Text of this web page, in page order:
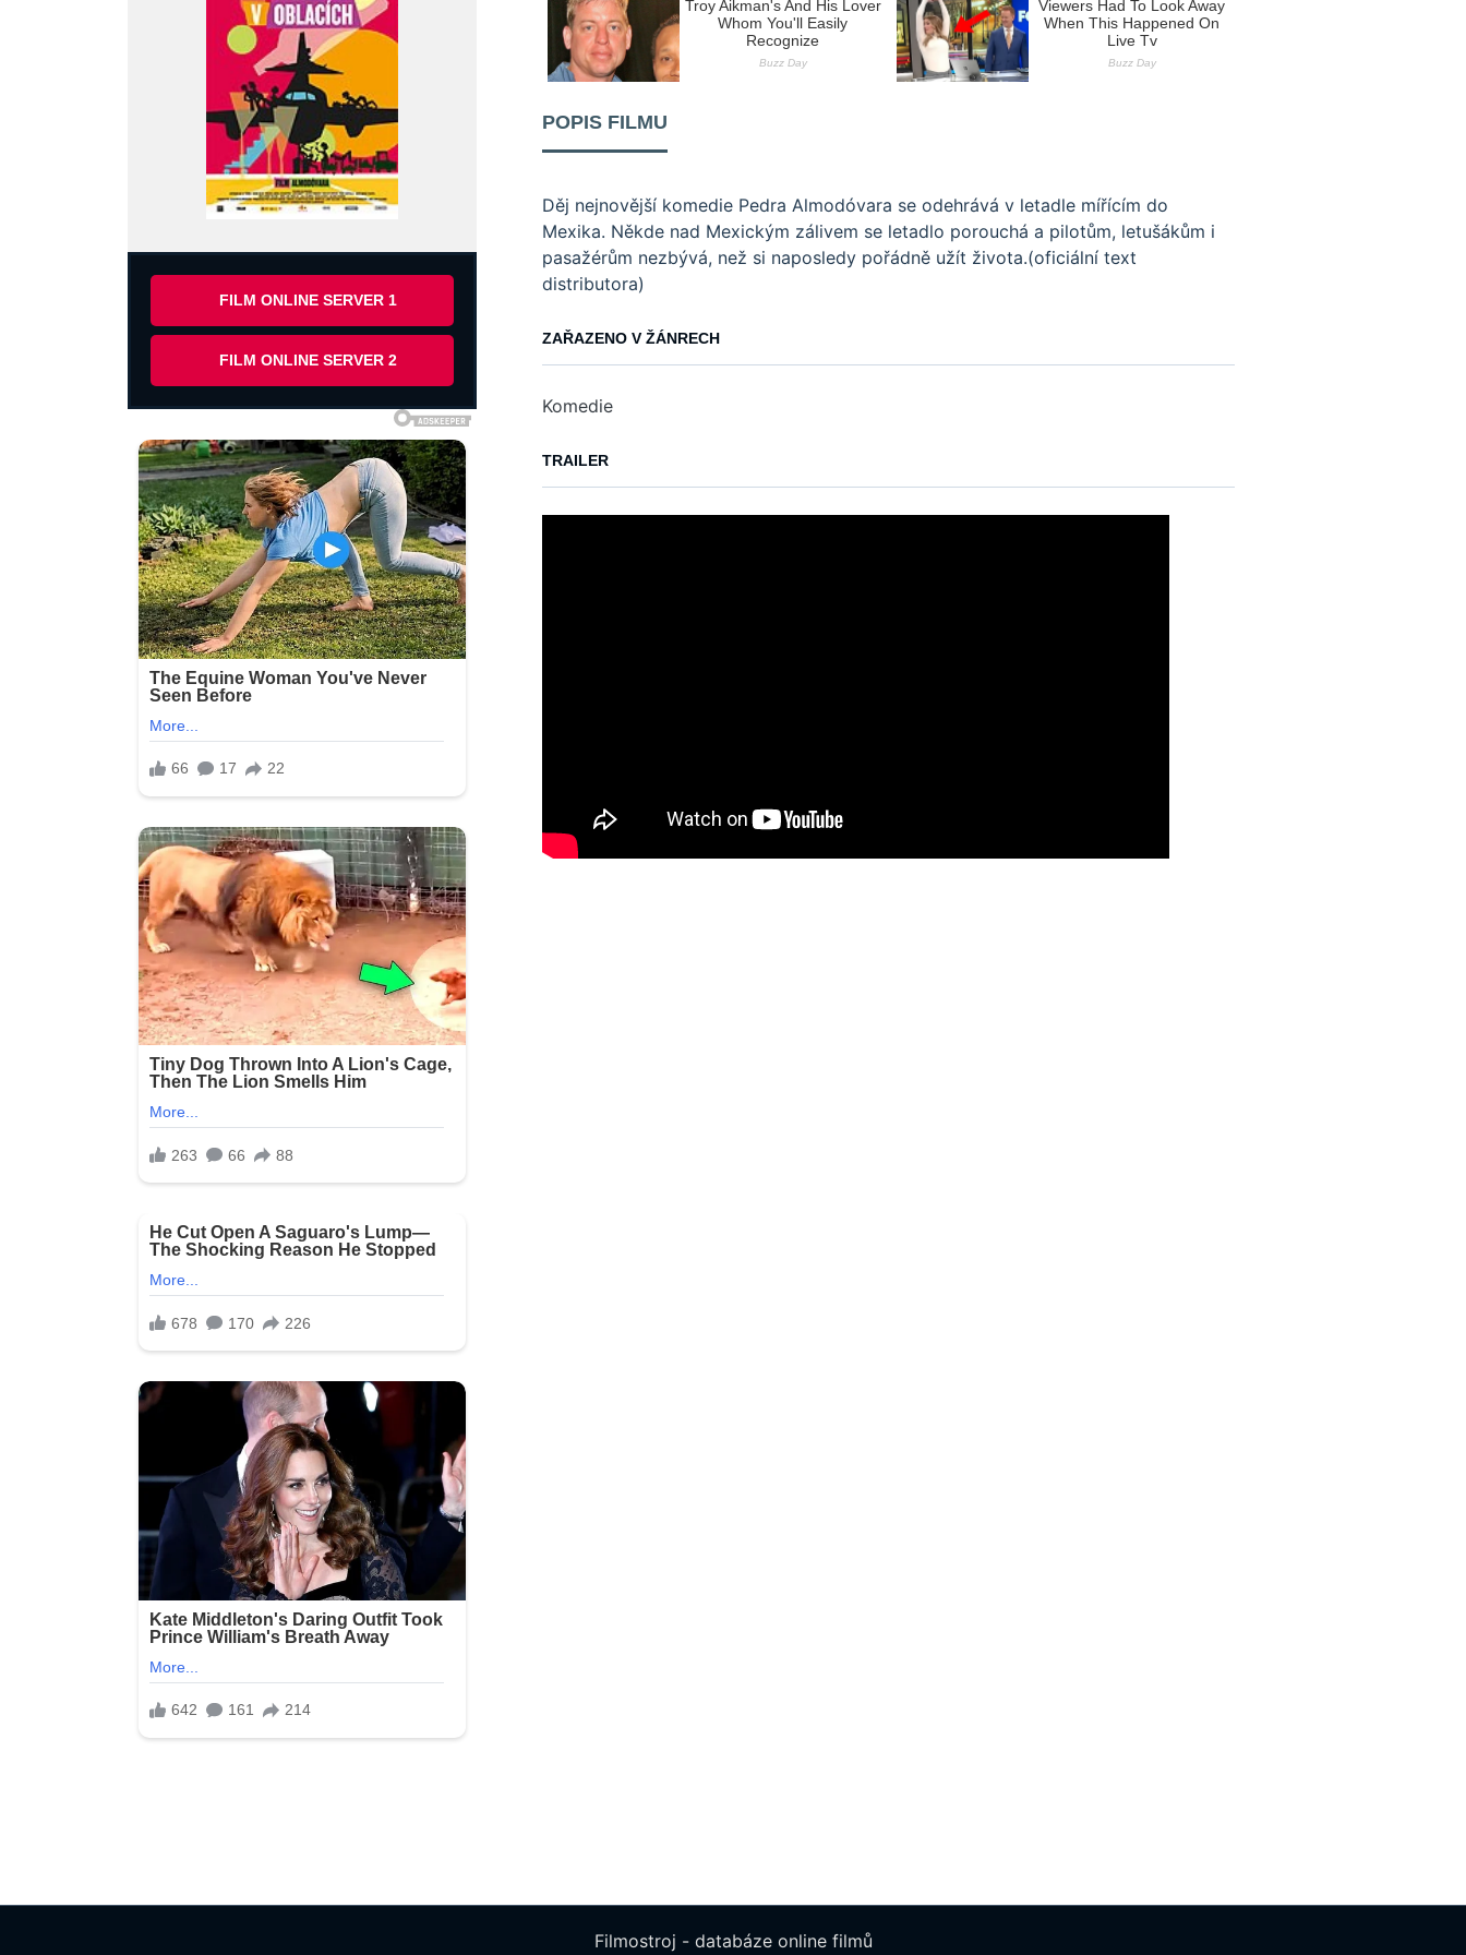
FILM ONLINE SERVER 1
FILM ONLINE SERVER 2
POPIS FILMU
Děj nejnovější komedie Pedra Almodóvara se odehrává v letadle mířícím do
Mexika. Někde nad Mexickým zálivem se letadlo porouchá a pilotům, letušákům i
pasažérům nezbývá, než si naposledy pořádně užít života.(oficiální text
distributora)
ZAŘAZENO V ŽÁNRECH
Komedie
TRAILER
Filmostroj - databáze online filmů